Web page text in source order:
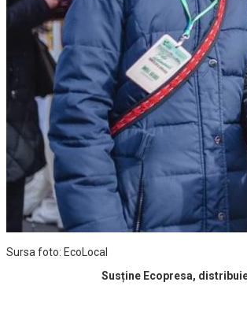
Sursa foto: EcoLocal
Susține Ecopresa,